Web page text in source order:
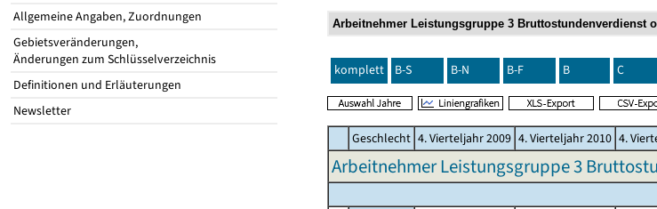
Allgemeine Angaben, Zuordnungen
Gebietsveränderungen,
Änderungen zum Schlüsselverzeichnis
Definitionen und Erläuterungen
Newsletter
komplett B-S B-N B-F B C
Geschlecht 4. Vierteljahr 2009 4. Vierteljahr 2010 4.
Arbeitnehmer Leistungsgruppe 3